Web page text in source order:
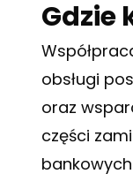
Gdzie
obsługi
oraz
części